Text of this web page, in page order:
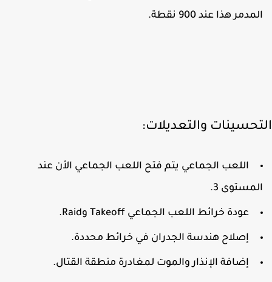
هذا عند 900 نقطة.
والتعديلات:
اللعب الجماعي يتم فتح اللعب الجماعي الأن عند
3.
عودة خرائط اللعب الجماعي Takeoff وRaid.
إصلاح هندسة الجدران في خرائط محددة.
إضافة الإنذار والموت لمغادرة منطقة القتال.